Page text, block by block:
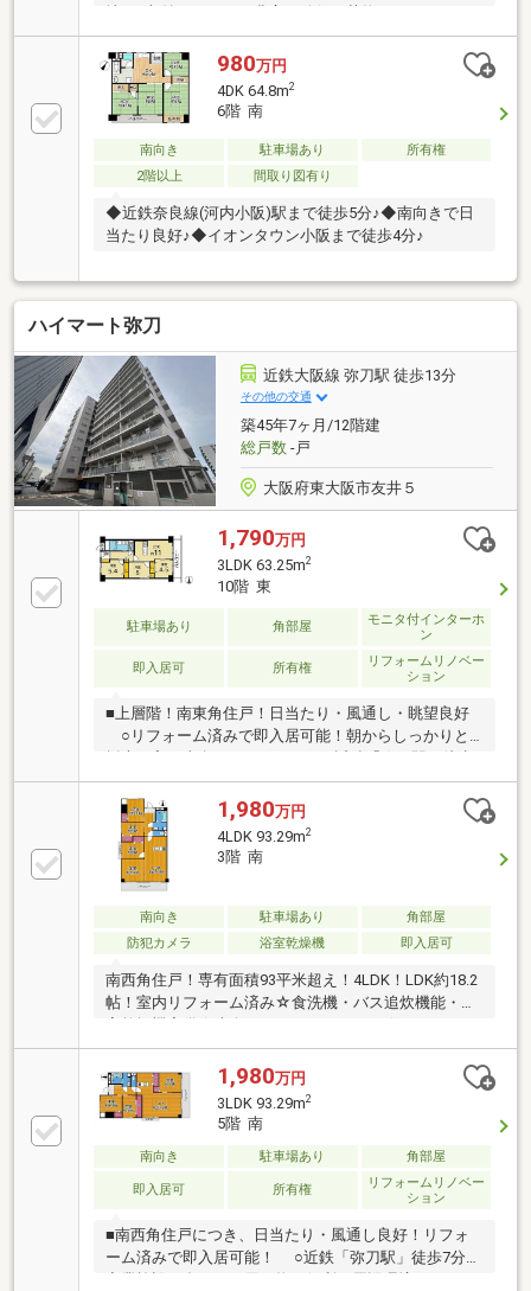
陽当り・通風良好な3DKの住まい
980万円
4DK 64.8m2
6階 南
南向き 駐車場あり
所有権
2階以上
間取り図有り
◆近鉄奈良線(河内小阪)駅まで徒歩5分♪◆南向きで日
当たり良好♪◆イオンタウン小阪まで徒歩4分♪
ハイマート弥刀
近鉄大阪線 弥刀駅 徒歩13分
その他の交通
築45年7ヶ月/12階建
総戸数-戸
大阪府東大阪市友井５
1,790万円
3LDK 63.25m2
10階 東
駐車場あり 角部屋
モニタ付インターホ
ン
即入居可 所有権
リフォームリノベー
ション
■上層階！南東角住戸！日当たり・風通し・眺望良好
○リフォーム済みで即入居可能！朝からしっかりと
採光が入る東向きバルコニー ○近鉄「弥刀駅」徒歩
13分。商業施設が多く、お買い物も便利な周辺環境
1,980万円
4LDK 93.29m2
3階 南
南向き 駐車場あり
角部屋
防犯カメラ
浴室乾燥機 即入居可
南西角住戸！専有面積93平米超え！4LDK！LDK約18.2
帖！室内リフォーム済み☆食洗機・バス追炊機能・浴
室乾燥機完備☆南向きのバルコニーです☆
1,980万円
3LDK 93.29m2
5階 南
南向き 駐車場あり 角部屋
即入居可 所有権
リフォームリノベー
ション
■南西角住戸につき、日当たり・風通し良好！リフォ
ーム済みで即入居可能！ ○近鉄「弥刀駅」徒歩7分。